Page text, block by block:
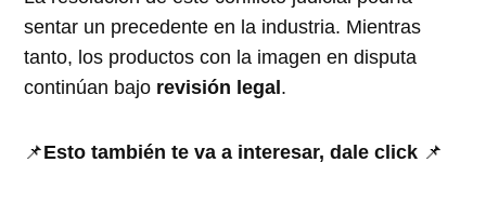
sentar un precedente en la industria. Mientras
tanto, los productos con la imagen en disputa
continúan bajo revisión legal.
📌Esto también te va a interesar, dale click 📌